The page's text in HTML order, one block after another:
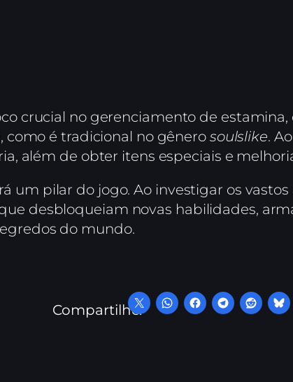
crucial no gerenciamento de
como é tradicional no gênero soulslike.
além de obter itens especiais e
um pilar do jogo. Ao investigar os
desbloqueiam novas habilidades,
do mundo.
Compartilhe: